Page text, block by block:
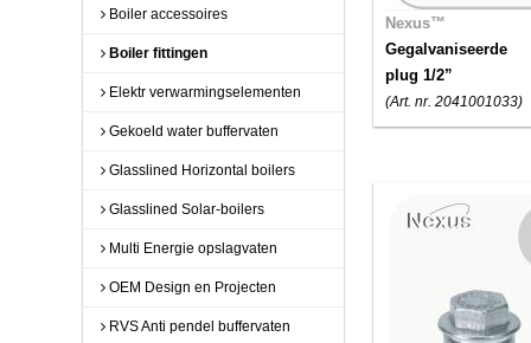
Boiler accessoires
Boiler fittingen
Elektr verwarmingselementen
Gekoeld water buffervaten
Glasslined Horizontal boilers
Glasslined Solar-boilers
Multi Energie opslagvaten
OEM Design en Projecten
RVS Anti pendel buffervaten
Nexus™
Gegalvaniseerde
plug 1/2”
(Art. nr. 2041001033)